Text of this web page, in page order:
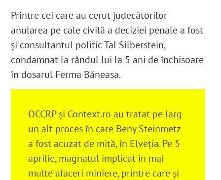
Printre cei care au cerut judecătorilor
anularea pe cale civilă a deciziei penale a fost
și consultantul politic Tal Silberstein,
condamnat la rândul lui la 5 ani de închisoare
în dosarul Ferma Băneasa.
OCCRP și Context.ro au tratat pe larg
un alt proces în care Beny Steinmetz
a fost acuzat de mită, în Elveția. Pe 5
aprilie, magnatul implicat în mai
multe afaceri miniere, printre care și